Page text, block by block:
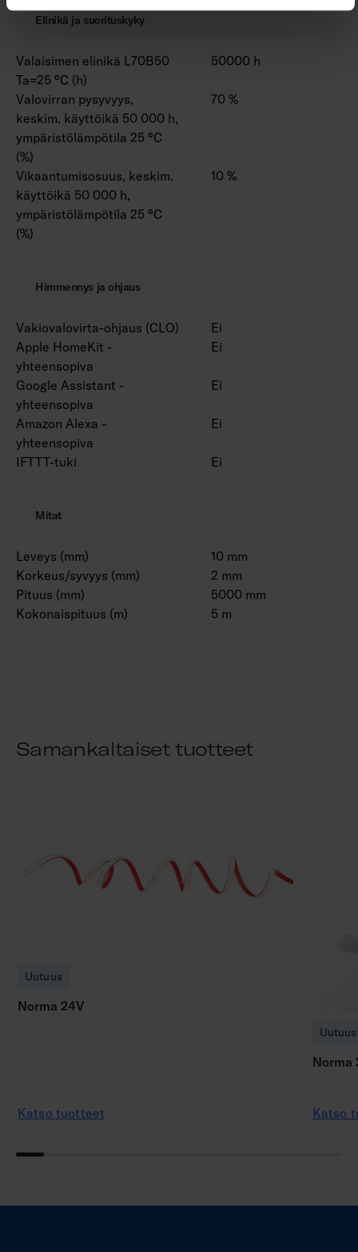
Elinikä ja suorituskyky
Valaisimen elinikä L70B50
Ta=25 °C (h)
50000 h
Valovirran pysyvyys,
keskim. käyttöikä 50 000 h,
ympäristölämpötila 25 °C
(%)
70 %
Vikaantumisosuus, keskim.
käyttöikä 50 000 h,
ympäristölämpötila 25 °C
(%)
10 %
Himmennys ja ohjaus
Vakiovalovirta-ohjaus (CLO)
Ei
Apple HomeKit -
yhteensopiva
Ei
Google Assistant -
yhteensopiva
Ei
Amazon Alexa -
yhteensopiva
Ei
IFTTT-tuki Ei
Mitat
Leveys (mm)
10 mm
Korkeus/syvyys (mm)
2 mm
Pituus (mm)
5000 mm
Kokonaispituus (m)
5 m
Samankaltaiset tuotteet
Uutuus
Norma 24V
Katso tuotteet
Uutuus
Norma
Katso